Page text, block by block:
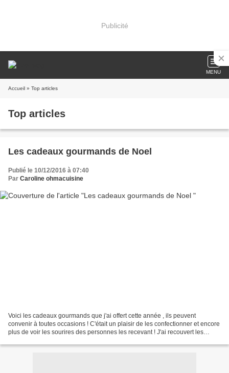
Publicité
MENU
Accueil » Top articles
Top articles
Les cadeaux gourmands de Noel
Publié le 10/12/2016 à 07:40
Par Caroline ohmacuisine
Voici les cadeaux gourmands que j'ai offert cette année , ils peuvent
convenir à toutes occasions ! C'était un plaisir de les confectionner et encore
plus de voir les sourires des personnes les recevant ! J'ai recouvert les